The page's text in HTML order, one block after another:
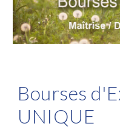
Bourses
UNIQUE